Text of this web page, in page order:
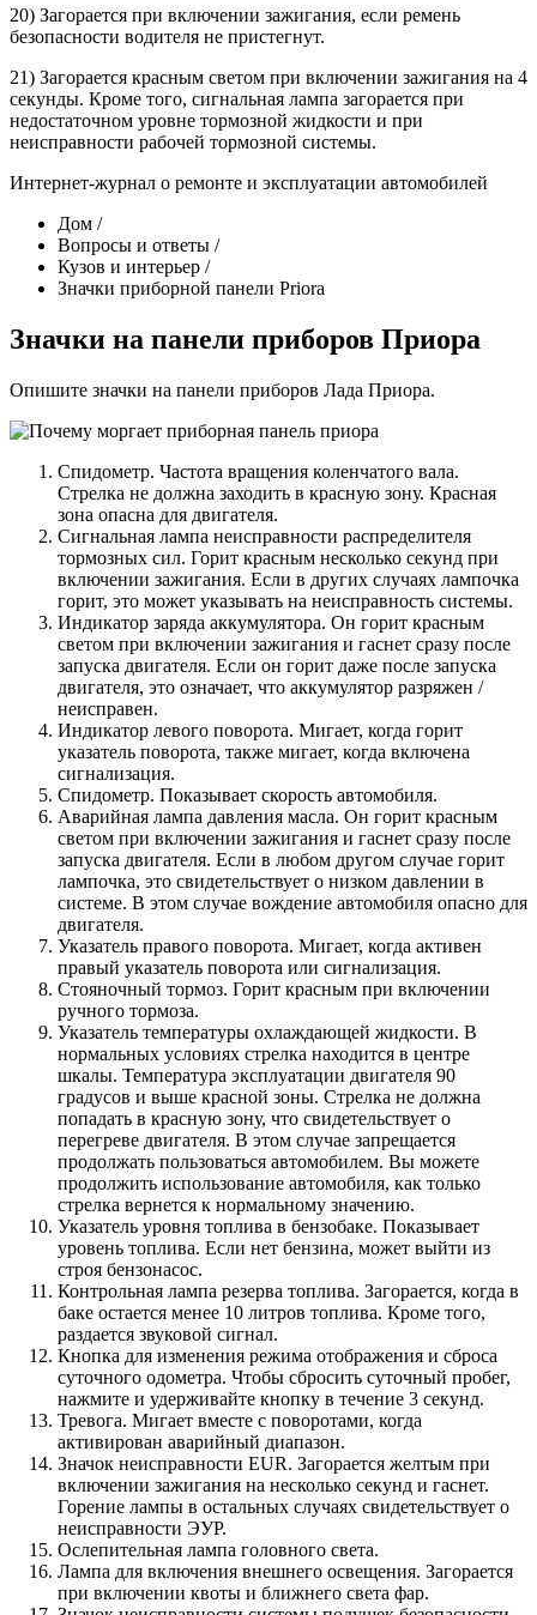
20) Загорается при включении зажигания, если ремень
безопасности водителя не пристегнут.
21) Загорается красным светом при включении зажигания на 4
секунды. Кроме того, сигнальная лампа загорается при
недостаточном уровне тормозной жидкости и при
неисправности рабочей тормозной системы.
Интернет-журнал о ремонте и эксплуатации автомобилей
Дом /
Вопросы и ответы /
Кузов и интерьер /
Значки приборной панели Priora
Значки на панели приборов Приора
Опишите значки на панели приборов Лада Приора.
Спидометр. Частота вращения коленчатого вала.
Стрелка не должна заходить в красную зону. Красная
зона опасна для двигателя.
Сигнальная лампа неисправности распределителя
тормозных сил. Горит красным несколько секунд при
включении зажигания. Если в других случаях лампочка
горит, это может указывать на неисправность системы.
Индикатор заряда аккумулятора. Он горит красным
светом при включении зажигания и гаснет сразу после
запуска двигателя. Если он горит даже после запуска
двигателя, это означает, что аккумулятор разряжен /
неисправен.
Индикатор левого поворота. Мигает, когда горит
указатель поворота, также мигает, когда включена
сигнализация.
Спидометр. Показывает скорость автомобиля.
Аварийная лампа давления масла. Он горит красным
светом при включении зажигания и гаснет сразу после
запуска двигателя. Если в любом другом случае горит
лампочка, это свидетельствует о низком давлении в
системе. В этом случае вождение автомобиля опасно для
двигателя.
Указатель правого поворота. Мигает, когда активен
правый указатель поворота или сигнализация.
Стояночный тормоз. Горит красным при включении
ручного тормоза.
Указатель температуры охлаждающей жидкости. В
нормальных условиях стрелка находится в центре
шкалы. Температура эксплуатации двигателя 90
градусов и выше красной зоны. Стрелка не должна
попадать в красную зону, что свидетельствует о
перегреве двигателя. В этом случае запрещается
продолжать пользоваться автомобилем. Вы можете
продолжить использование автомобиля, как только
стрелка вернется к нормальному значению.
Указатель уровня топлива в бензобаке. Показывает
уровень топлива. Если нет бензина, может выйти из
строя бензонасос.
Контрольная лампа резерва топлива. Загорается, когда в
баке остается менее 10 литров топлива. Кроме того,
раздается звуковой сигнал.
Кнопка для изменения режима отображения и сброса
суточного одометра. Чтобы сбросить суточный пробег,
нажмите и удерживайте кнопку в течение 3 секунд.
Тревога. Мигает вместе с поворотами, когда
активирован аварийный диапазон.
Значок неисправности EUR. Загорается желтым при
включении зажигания на несколько секунд и гаснет.
Горение лампы в остальных случаях свидетельствует о
неисправности ЭУР.
Ослепительная лампа головного света.
Лампа для включения внешнего освещения. Загорается
при включении квоты и ближнего света фар.